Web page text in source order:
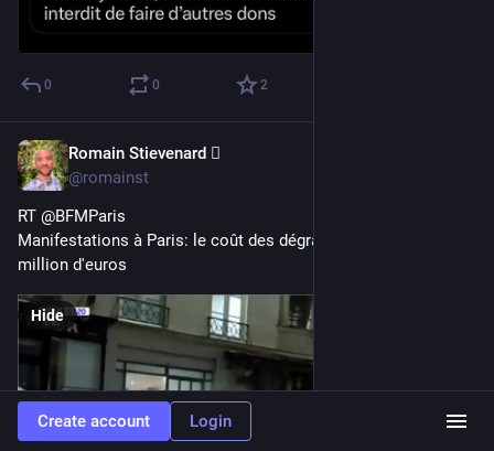
0 0 2
Romain Stievenard 🫆
@romainst
RT @BFMParis
Manifestations à Paris: le coût des dégradations estimé à 1,6
million d'euros
Hide
Create account Login